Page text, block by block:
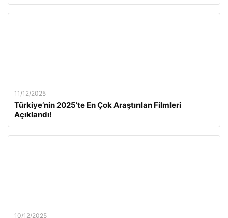
11/12/2025
Türkiye’nin 2025’te En Çok Araştırılan Filmleri
Açıklandı!
10/12/2025